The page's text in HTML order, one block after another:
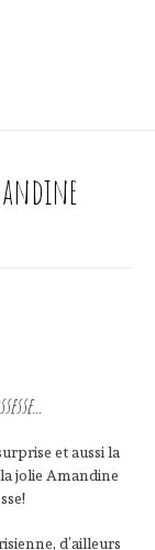
et aussi la
jolie Amandine
d’ailleurs